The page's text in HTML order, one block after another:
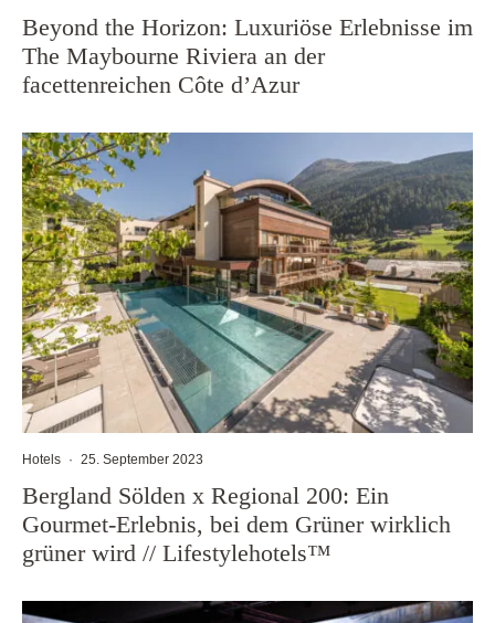
Beyond the Horizon: Luxuriöse Erlebnisse im
The Maybourne Riviera an der
facettenreichen Côte d’Azur
Hotels · 25. September 2023
Bergland Sölden x Regional 200: Ein
Gourmet-Erlebnis, bei dem Grüner wirklich
grüner wird // Lifestylehotels™